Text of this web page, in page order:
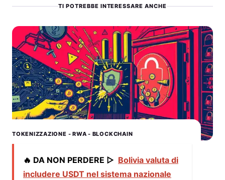
TI POTREBBE INTERESSARE ANCHE
TOKENIZZAZIONE - RWA - BLOCKCHAIN
🔥 DA NON PERDERE ▷ Bolivia valuta di
includere USDT nel sistema nazionale